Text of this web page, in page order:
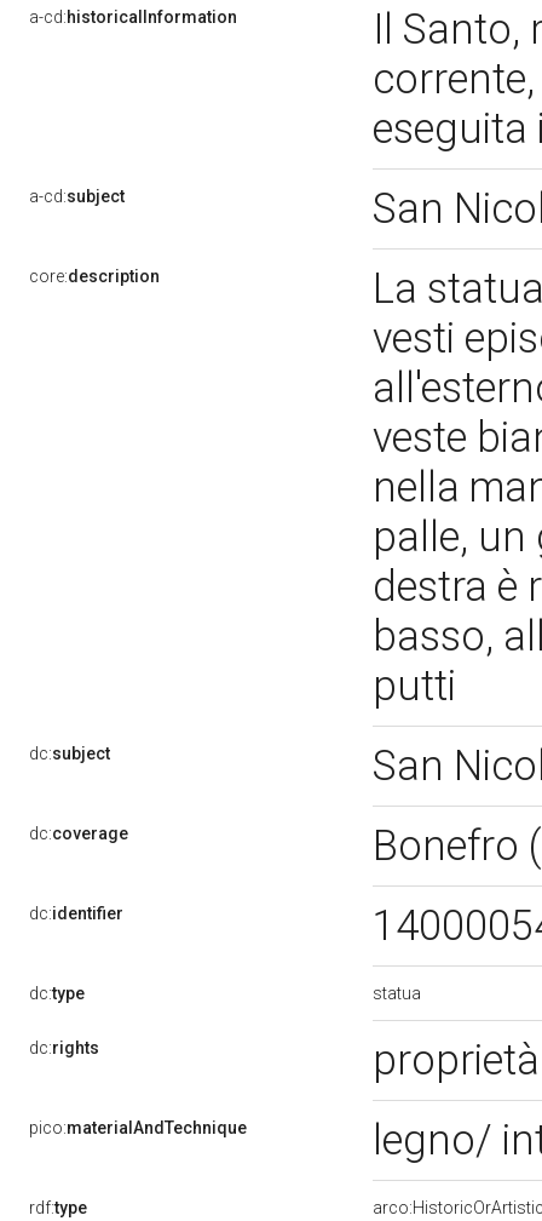
a-cd:historicalInformation
Il Santo,
a-cd:subject San
core:description
La
vesti
veste
nella
palle, un
destra è
basso,
putti
dc:subject San
dc:coverage Bonefro
dc:identifier
dc:type statua
dc:rights
pico:materialAndTechnique legno/
rdf:type